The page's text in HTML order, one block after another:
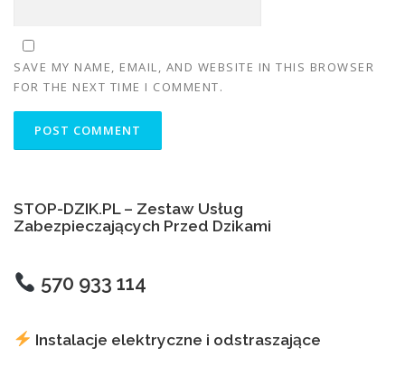
SAVE MY NAME, EMAIL, AND WEBSITE IN THIS BROWSER
FOR THE NEXT TIME I COMMENT.
STOP-DZIK.PL – Zestaw Usług
Zabezpieczających Przed Dzikami
570 933 114
Instalacje elektryczne i odstraszające